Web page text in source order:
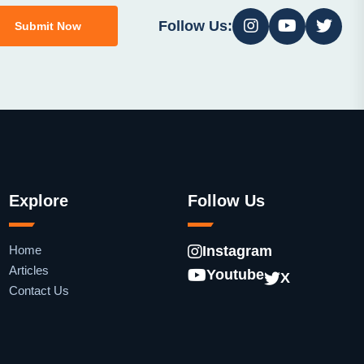
Submit Now Follow Us:
Explore
Home
Articles
Contact Us
Follow Us
Instagram
Youtube
X